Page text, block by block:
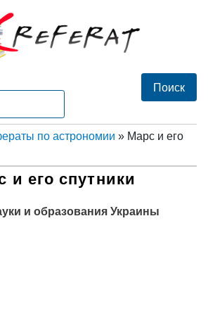
по астрономии » Марс и его
и его спутники
и образования Украины